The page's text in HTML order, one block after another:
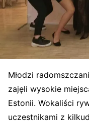
Młodzi
zajęli wysokie
Estonii. Wokaliści
uczestnikami z